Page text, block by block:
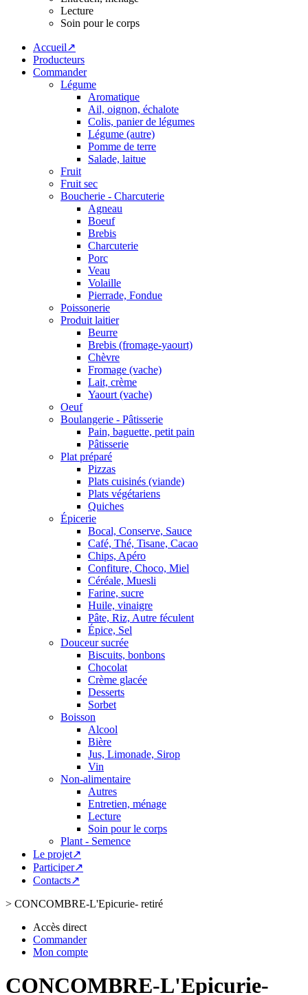
Lecture
Soin pour le corps
Accueil↗
Producteurs
Commander
Légume
Aromatique
Ail, oignon, échalote
Colis, panier de légumes
Légume (autre)
Pomme de terre
Salade, laitue
Fruit
Fruit sec
Boucherie - Charcuterie
Agneau
Boeuf
Brebis
Charcuterie
Porc
Veau
Volaille
Pierrade, Fondue
Poissonerie
Produit laitier
Beurre
Brebis (fromage-yaourt)
Chèvre
Fromage (vache)
Lait, crème
Yaourt (vache)
Oeuf
Boulangerie - Pâtisserie
Pain, baguette, petit pain
Pâtisserie
Plat préparé
Pizzas
Plats cuisinés (viande)
Plats végétariens
Quiches
Épicerie
Bocal, Conserve, Sauce
Café, Thé, Tisane, Cacao
Chips, Apéro
Confiture, Choco, Miel
Céréale, Muesli
Farine, sucre
Huile, vinaigre
Pâte, Riz, Autre féculent
Épice, Sel
Douceur sucrée
Biscuits, bonbons
Chocolat
Crème glacée
Desserts
Sorbet
Boisson
Alcool
Bière
Jus, Limonade, Sirop
Vin
Non-alimentaire
Autres
Entretien, ménage
Lecture
Soin pour le corps
Plant - Semence
Le projet↗
Participer↗
Contacts↗
> CONCOMBRE-L'Epicurie- retiré
Accès direct
Commander
Mon compte
CONCOMBRE-L'Epicurie-